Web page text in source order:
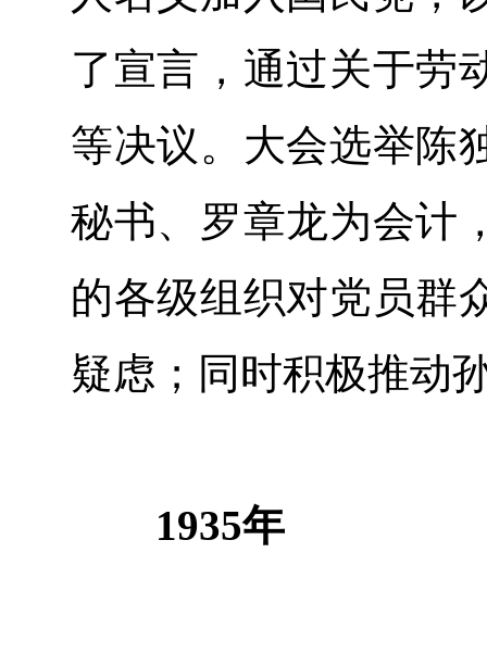
了宣言，通过关于劳
等决议。大会选举陈
秘书、罗章龙为会计
的各级组织对党员群
疑虑；同时积极推动
1935年